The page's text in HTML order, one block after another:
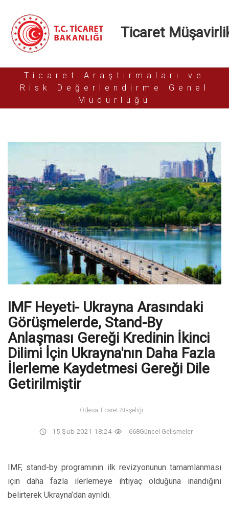
Ticaret
Ticaret Araştırmaları ve
Risk Değerlendirme Genel
Müdürlüğü
IMF Heyeti- Ukrayna Arasındaki
Görüşmelerde, Stand-By
Anlaşması Gereği Kredinin İkinci
Dilimi İçin Ukrayna'nın Daha Fazla
İlerleme Kaydetmesi Gereği Dile
Getirilmiştir
Odesa Ticaret Ataşeliği
15 Şub 2021 18:24 668Güncel Gelişmeler
IMF, stand-by programının ilk revizyonunun tamamlanması
için daha fazla ilerlemeye ihtiyaç olduğuna inandığını
belirterek Ukrayna’dan ayrıldı.